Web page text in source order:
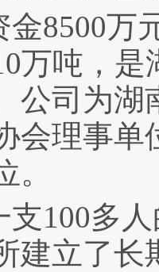
金8500万
万吨，是
公司为湖
会理事
支100多
建立了长